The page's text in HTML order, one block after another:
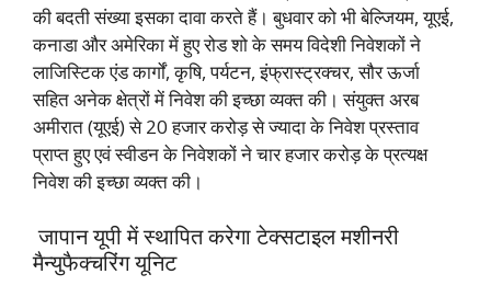
की बदती संख्या इसका दावा करते हैं। बुधवार को भी बेल्जियम, यूएई,
कनाडा और अमेरिका में हुए रोड शो के समय विदेशी निवेशकों ने
लाजिस्टिक एंड कार्गों, कृषि, पर्यटन, इंफ्रास्ट्रक्चर, सौर ऊर्जा
सहित अनेक क्षेत्रों में निवेश की इच्छा व्यक्त की। संयुक्त अरब
अमीरात (यूएई) से 20 हजार करोड़ से ज्यादा के निवेश प्रस्ताव
प्राप्त हुए एवं स्वीडन के निवेशकों ने चार हजार करोड़ के प्रत्यक्ष
निवेश की इच्छा व्यक्त की।
जापान यूपी में स्थापित करेगा टेक्सटाइल मशीनरी
मैन्युफैक्चरिंग यूनिट